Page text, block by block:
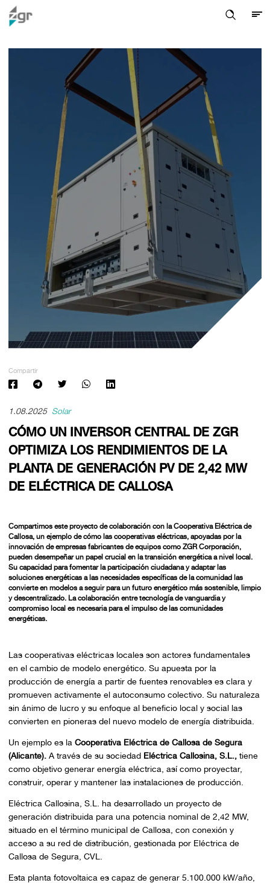
Compartir
1.08.2025 Solar
CÓMO UN INVERSOR CENTRAL DE ZGR
OPTIMIZA LOS RENDIMIENTOS DE LA
PLANTA DE GENERACIÓN PV DE 2,42 MW
DE ELÉCTRICA DE CALLOSA
Compartimos este proyecto de colaboración con la Cooperativa Eléctrica de
Callosa, un ejemplo de cómo las cooperativas eléctricas, apoyadas por la
innovación de empresas fabricantes de equipos como ZGR Corporación,
pueden desempeñar un papel crucial en la transición energética a nivel local.
Su capacidad para fomentar la participación ciudadana y adaptar las
soluciones energéticas a las necesidades específicas de la comunidad las
convierte en modelos a seguir para un futuro energético más sostenible, limpio
y descentralizado. La colaboración entre tecnología de vanguardia y
compromiso local es necesaria para el impulso de las comunidades
energéticas.
Las cooperativas eléctricas locales son actores fundamentales
en el cambio de modelo energético. Su apuesta por la
producción de energía a partir de fuentes renovables es clara y
promueven activamente el autoconsumo colectivo. Su naturaleza
sin ánimo de lucro y su enfoque al beneficio local y social las
convierten en pioneras del nuevo modelo de energía distribuida.
Un ejemplo es la Cooperativa Eléctrica de Callosa de Segura
(Alicante).A través de su sociedad Eléctrica Callosina, S.L.,tiene
como objetivo generar energía eléctrica, así como proyectar,
construir, operar y mantener las instalaciones de producción.
Eléctrica Callosina, S.L. ha desarrollado un proyecto de
generación distribuida para una potencia nominal de 2,42 MW,
situado en el término municipal de Callosa, con conexión y
acceso a su red de distribución, gestionada por Eléctrica de
Callosa de Segura, CVL.
Esta planta fotovoltaica es capaz de generar 5.100.000 kW/año,